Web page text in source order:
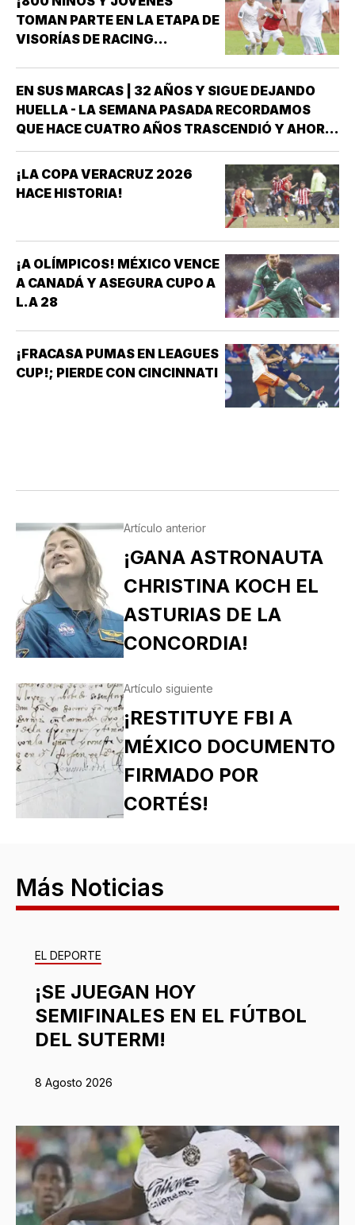
TOMAN PARTE EN LA ETAPA DE
VISORÍAS DE RACING
EN SUS MARCAS | 32 AÑOS Y SIGUE DEJANDO
HUELLA - LA SEMANA PASADA RECORDAMOS
QUE HACE CUATRO AÑOS TRASCENDIÓ Y AHORA
FORMA PARTE DE LA HISTORIA DEL DEPORTE
VERACRUZANO Y DE MÉXICO LA NADADORA DEL
CLUB ACUARIO ANA ROSA GRAHAM BAZÁN *ANA
¡LA COPA VERACRUZ 2026
HACE HISTORIA!
¡A OLÍMPICOS! MÉXICO VENCE
A CANADÁ Y ASEGURA CUPO A
L.A 28
¡FRACASA PUMAS EN LEAGUES
CUP!; PIERDE CON CINCINNATI
Artículo anterior
¡GANA ASTRONAUTA
CHRISTINA KOCH EL
ASTURIAS DE LA
CONCORDIA!
Artículo siguiente
¡RESTITUYE FBI A
MÉXICO DOCUMENTO
FIRMADO POR
CORTÉS!
Más Noticias
EL DEPORTE
¡SE JUEGAN HOY
SEMIFINALES EN EL FÚTBOL
DEL SUTERM!
8 Agosto 2026